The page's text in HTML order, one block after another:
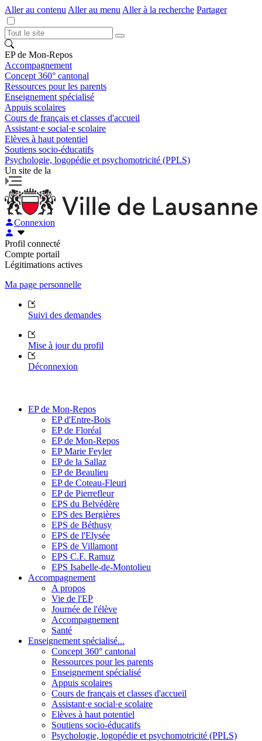
Aller au contenu Aller au menu Aller à la recherche Partager
EP de Mon-Repos
Accompagnement
Concept 360° cantonal
Ressources pour les parents
Enseignement spécialisé
Appuis scolaires
Cours de français et classes d'accueil
Assistant·e social·e scolaire
Elèves à haut potentiel
Soutiens socio-éducatifs
Psychologie, logopédie et psychomotricité (PPLS)
Un site de la
Connexion
Profil connecté
Compte portail
Légitimations actives
Ma page personnelle
Suivi des demandes
Mise à jour du profil
Déconnexion
EP de Mon-Repos
EP d'Entre-Bois
EP de Floréal
EP de Mon-Repos
EP Marie Feyler
EP de la Sallaz
EP de Beaulieu
EP de Coteau-Fleuri
EP de Pierrefleur
EPS du Belvédère
EPS des Bergières
EPS de Béthusy
EPS de l'Elysée
EPS de Villamont
EPS C.F. Ramuz
EPS Isabelle-de-Montolieu
Accompagnement
A propos
Vie de l'EP
Journée de l'élève
Accompagnement
Santé
Enseignement spécialisé...
Concept 360° cantonal
Ressources pour les parents
Enseignement spécialisé
Appuis scolaires
Cours de français et classes d'accueil
Assistant·e social·e scolaire
Elèves à haut potentiel
Soutiens socio-éducatifs
Psychologie, logopédie et psychomotricité (PPLS)